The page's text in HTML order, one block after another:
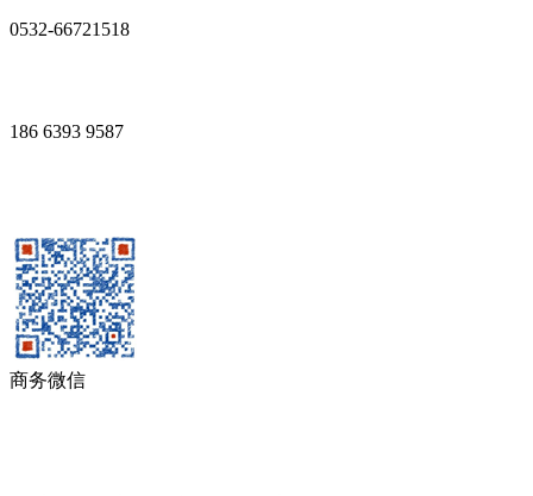
0532-66721518
186 6393 9587
商务微信